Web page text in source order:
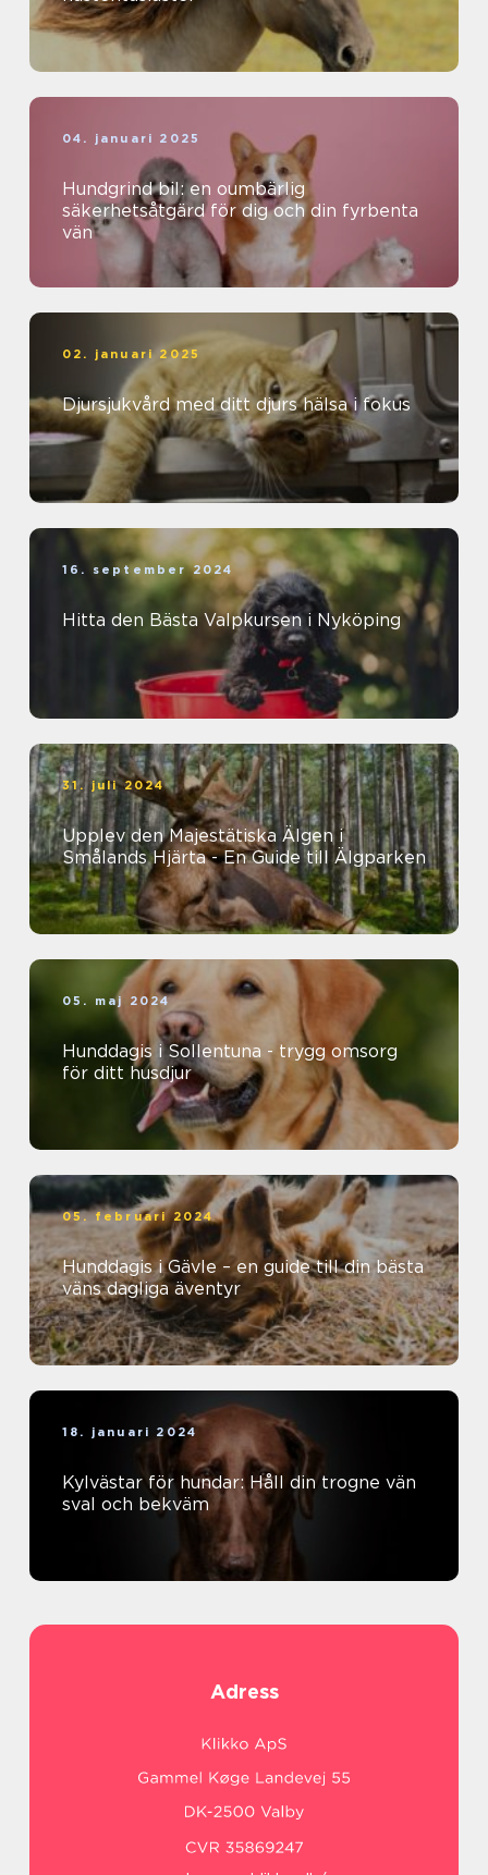
04. januari 2025
Hundgrind bil: en oumbärlig
säkerhetsåtgärd för dig och din fyrbenta
vän
02. januari 2025
Djursjukvård med ditt djurs hälsa i fokus
16. september 2024
Hitta den Bästa Valpkursen i Nyköping
31. juli 2024
Upplev den Majestätiska Älgen i
Smålands Hjärta - En Guide till Älgparken
05. maj 2024
Hunddagis i Sollentuna - trygg omsorg
för ditt husdjur
05. februari 2024
Hunddagis i Gävle – en guide till din bästa
väns dagliga äventyr
18. januari 2024
Kylvästar för hundar: Håll din trogne vän
sval och bekväm
Adress